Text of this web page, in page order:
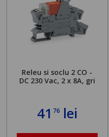
Releu si soclu 2 CO -
DC 230 Vac, 2 x 8A, gri
41 76lei